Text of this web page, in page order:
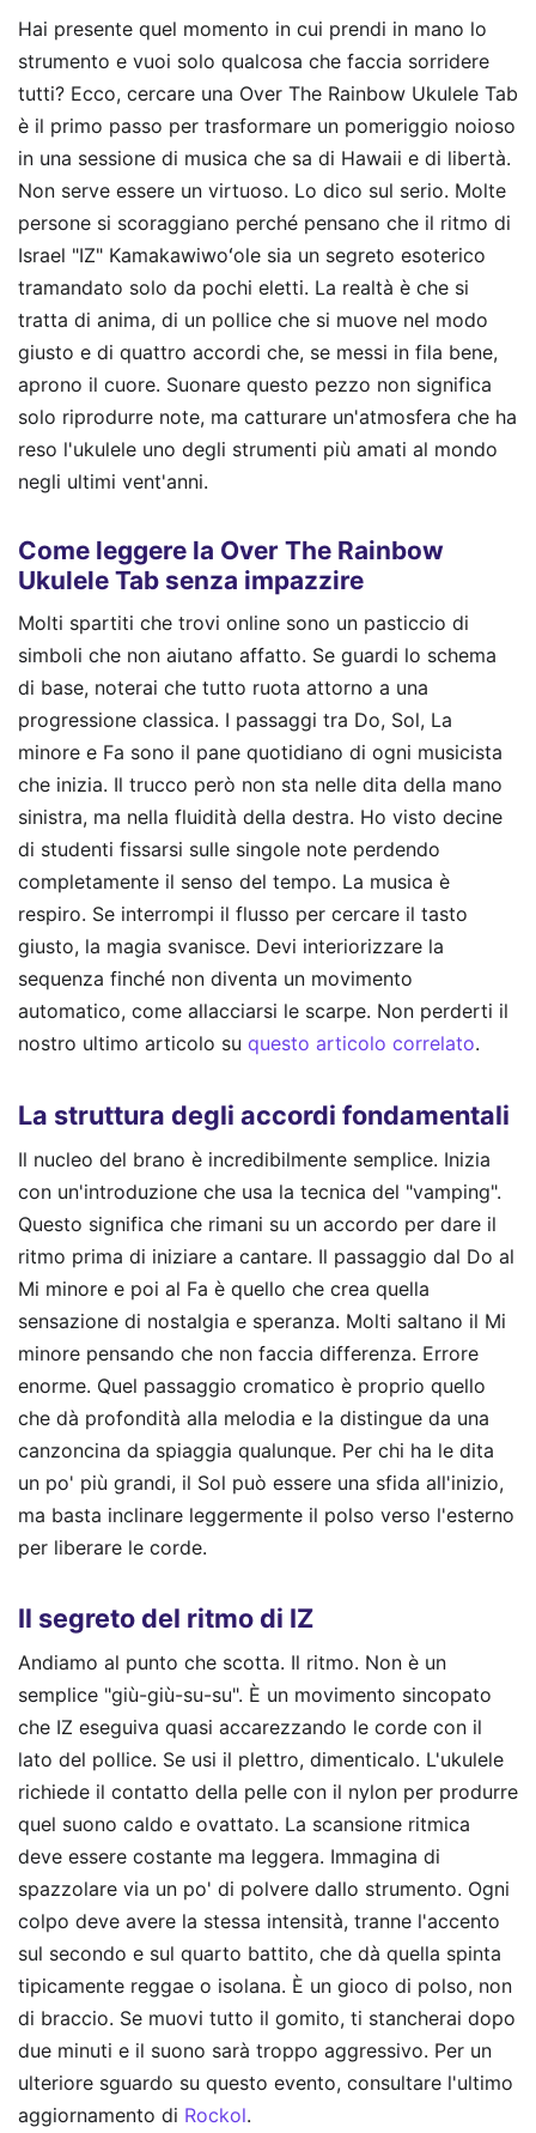
Hai presente quel momento in cui prendi in mano lo
strumento e vuoi solo qualcosa che faccia sorridere
tutti? Ecco, cercare una Over The Rainbow Ukulele Tab
è il primo passo per trasformare un pomeriggio noioso
in una sessione di musica che sa di Hawaii e di libertà.
Non serve essere un virtuoso. Lo dico sul serio. Molte
persone si scoraggiano perché pensano che il ritmo di
Israel "IZ" Kamakawiwoʻole sia un segreto esoterico
tramandato solo da pochi eletti. La realtà è che si
tratta di anima, di un pollice che si muove nel modo
giusto e di quattro accordi che, se messi in fila bene,
aprono il cuore. Suonare questo pezzo non significa
solo riprodurre note, ma catturare un'atmosfera che ha
reso l'ukulele uno degli strumenti più amati al mondo
negli ultimi vent'anni.
Come leggere la Over The Rainbow
Ukulele Tab senza impazzire
Molti spartiti che trovi online sono un pasticcio di
simboli che non aiutano affatto. Se guardi lo schema
di base, noterai che tutto ruota attorno a una
progressione classica. I passaggi tra Do, Sol, La
minore e Fa sono il pane quotidiano di ogni musicista
che inizia. Il trucco però non sta nelle dita della mano
sinistra, ma nella fluidità della destra. Ho visto decine
di studenti fissarsi sulle singole note perdendo
completamente il senso del tempo. La musica è
respiro. Se interrompi il flusso per cercare il tasto
giusto, la magia svanisce. Devi interiorizzare la
sequenza finché non diventa un movimento
automatico, come allacciarsi le scarpe. Non perderti il
nostro ultimo articolo su questo articolo correlato.
La struttura degli accordi fondamentali
Il nucleo del brano è incredibilmente semplice. Inizia
con un'introduzione che usa la tecnica del "vamping".
Questo significa che rimani su un accordo per dare il
ritmo prima di iniziare a cantare. Il passaggio dal Do al
Mi minore e poi al Fa è quello che crea quella
sensazione di nostalgia e speranza. Molti saltano il Mi
minore pensando che non faccia differenza. Errore
enorme. Quel passaggio cromatico è proprio quello
che dà profondità alla melodia e la distingue da una
canzoncina da spiaggia qualunque. Per chi ha le dita
un po' più grandi, il Sol può essere una sfida all'inizio,
ma basta inclinare leggermente il polso verso l'esterno
per liberare le corde.
Il segreto del ritmo di IZ
Andiamo al punto che scotta. Il ritmo. Non è un
semplice "giù-giù-su-su". È un movimento sincopato
che IZ eseguiva quasi accarezzando le corde con il
lato del pollice. Se usi il plettro, dimenticalo. L'ukulele
richiede il contatto della pelle con il nylon per produrre
quel suono caldo e ovattato. La scansione ritmica
deve essere costante ma leggera. Immagina di
spazzolare via un po' di polvere dallo strumento. Ogni
colpo deve avere la stessa intensità, tranne l'accento
sul secondo e sul quarto battito, che dà quella spinta
tipicamente reggae o isolana. È un gioco di polso, non
di braccio. Se muovi tutto il gomito, ti stancherai dopo
due minuti e il suono sarà troppo aggressivo. Per un
ulteriore sguardo su questo evento, consultare l'ultimo
aggiornamento di Rockol.